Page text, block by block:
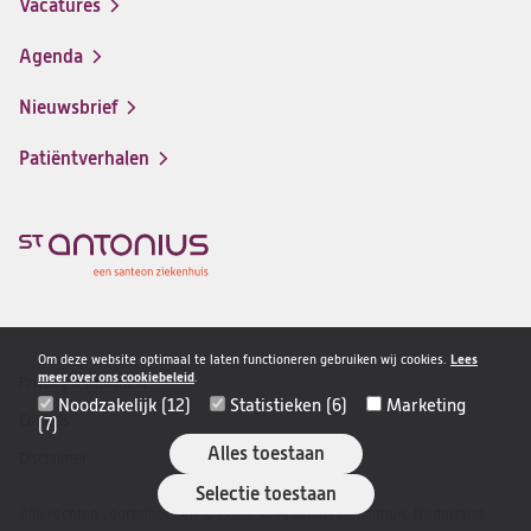
Om deze website optimaal te laten functioneren gebruiken wij cookies. Lees
meer over ons cookiebeleid.
Noodzakelijk (12) Statistieken (6)
Marketing
(7)
Alles toestaan
Selectie toestaan
nieuwe
Vacatures
(opent
in
nieuwe
Agenda
Nieuwsbrief
Patiëntverhalen
Disclaimer
navigatie
Privacy & veiligheid
Cookies
Alle rechten voorbehouden © 2026 St. Antonius Ziekenhuis, Nederland